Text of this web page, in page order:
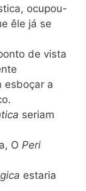
ocupou-
êle já se
de vista
esboçar a
seriam
O Peri
estaria